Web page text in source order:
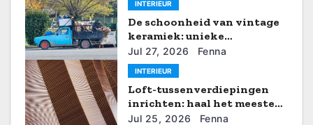
a
t
i
e
INTERIEUR
De schoonheid van vintage
keramiek: unieke
decoratieve ideeën
Jul 27, 2026 Fenna
INTERIEUR
Loft-tussenverdiepingen
inrichten: haal het meeste
uit je verticale ruimte
Jul 25, 2026 Fenna